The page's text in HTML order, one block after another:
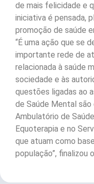
de mais felicidade e
iniciativa é pensada,
promoção de saúde
“É uma ação que se
importante rede de
relacionada à saúde
sociedade e às
questões ligadas ao
de Saúde Mental
Ambulatório de
Equoterapia e no
que atuam como
população”, finalizou